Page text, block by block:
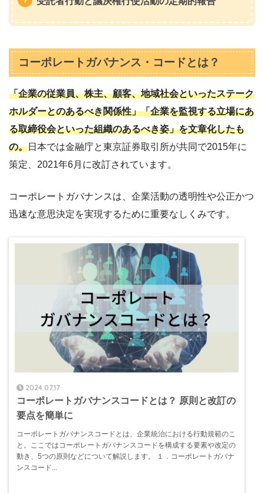
コーポレートガバナンス・コードとは？
「企業の従業員、株主、顧客、地域社会といったステーク
ホルダーとのあるべき関係性」「企業を監視する立場にあ
る取締役会といった組織のあるべき姿」を文章化したも
の。日本では金融庁と東京証券取引所が共同で2015年に
策定、2021年6月に改訂されています。
コーポレートガバナンスは、企業活動の透明性や公正かつ
迅速な意思決定を実現するために重要なしくみです。
2024.07.17
コーポレートガバナンスコードとは？ 原則と改訂の
要点を簡単に
コーポレートガバナンスコードとは、企業統治における行動規範のこ
と。ここではコーポレートガバナンスコードを構成する要素や改定の
動き、5つの原則などについて解説します。 １．コーポレートガバナ
ンスコード...